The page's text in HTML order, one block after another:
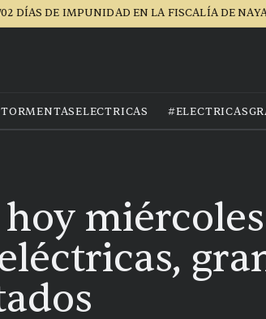
DÍAS DE IMPUNIDAD EN LA FISCALÍA DE